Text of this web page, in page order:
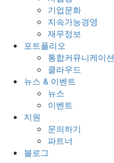
기업문화
지속가능경영
재무정보
포트폴리오
통합커뮤니케이션
클라우드
뉴스 & 이벤트
뉴스
이벤트
지원
문의하기
파트너
블로그